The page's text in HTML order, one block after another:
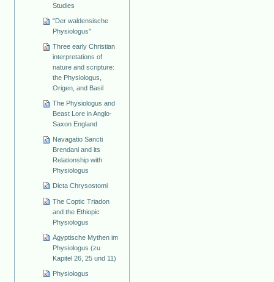
Studies
"Der waldensische
Physiologus"
Three early Christian
interpretations of
nature and scripture:
the Physiologus,
Origen, and Basil
The Physiologus and
Beast Lore in Anglo-
Saxon England
Navagatio Sancti
Brendani and its
Relationship with
Physiologus
Dicta Chrysostomi
The Coptic Triadon
and the Ethiopic
Physiologus
Ägyptische Mythen im
Physiologus (zu
Kapitel 26, 25 und 11)
Physiologus